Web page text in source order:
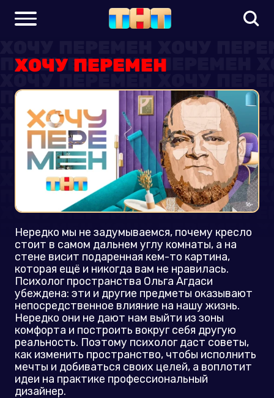
ХОЧУ ПЕРЕМЕН
Нередко мы не задумываемся, почему кресло
стоит в самом дальнем углу комнаты, а на
стене висит подаренная кем-то картина,
которая ещё и никогда вам не нравилась.
Психолог пространства Ольга Агдаси
убеждена: эти и другие предметы оказывают
непосредственное влияние на нашу жизнь.
Нередко они не дают нам выйти из зоны
комфорта и построить вокруг себя другую
реальность. Поэтому психолог даст советы,
как изменить пространство, чтобы исполнить
мечты и добиваться своих целей, а воплотит
идеи на практике профессиональный
дизайнер.